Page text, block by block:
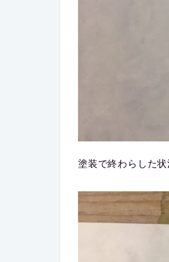
塗装で終わらした